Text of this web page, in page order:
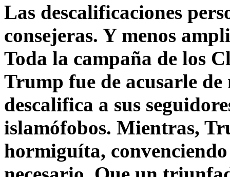
Las descalificaciones
consejeras. Y menos
Toda la campaña de los
Trump fue de acusarle
descalifica a sus
islamófobos. Mientras,
hormiguíta,